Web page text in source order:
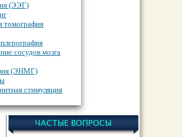
(ЭЭГ)
томография
сосудов мозга
(ЭНМГ)
стимуляция
ЧАСТЫЕ ВОПРОСЫ